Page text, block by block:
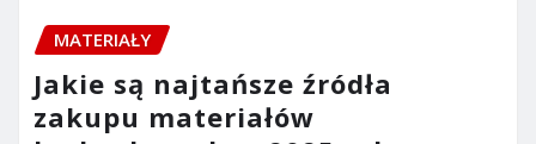
MATERIAŁY
Jakie są najtańsze źródła
zakupu materiałów